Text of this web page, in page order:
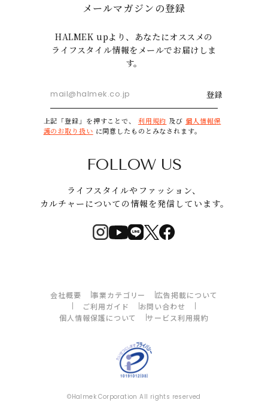
メールマガジンの登録
HALMEK upより、あなたにオススメの
ライフスタイル情報をメールでお届けしま
す。
登録
上記「登録」を押すことで、 利用規約 及び 個人情報保
護のお取り扱い に同意したものとみなされます。
FOLLOW US
ライフスタイルやファッション、
カルチャーについての情報を発信しています。
会社概要 事業カテゴリー
広告掲載について
ご利用ガイド
お問い合わせ
個人情報保護について
サービス利用規約
©Halmek Corporation All rights reserved